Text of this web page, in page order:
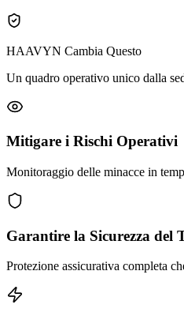
HAAVYN Cambia Questo
Un quadro operativo unico dalla
Mitigare i Rischi Operativi
Monitoraggio delle minacce in
Garantire la Sicurezza del
Protezione assicurativa completa